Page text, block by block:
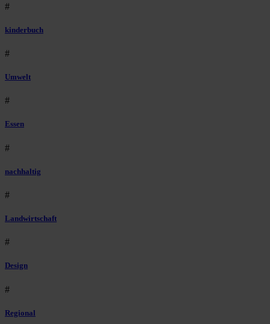
#
kinderbuch
#
Umwelt
#
Essen
#
nachhaltig
#
Landwirtschaft
#
Design
#
Regional